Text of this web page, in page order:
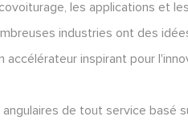
les applications et
industries ont des
inspirant pour
de tout service basé